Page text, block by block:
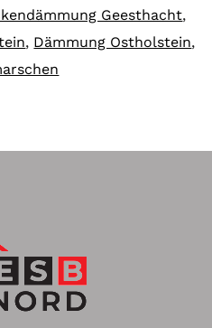
Geesthacht,
, Dämmung Ostholstein,